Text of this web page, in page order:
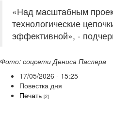
«Над масштабным
технологические
эффективной», -
Фото: соцсети Дениса Паслера
17/05/2026 - 15:25
Повестка дня
Печать [2]